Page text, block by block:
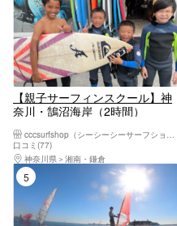
【親子サーフィンスクール】神
奈川・鵠沼海岸（2時間）
口コミ(77)
神奈川県
湘南・鎌倉